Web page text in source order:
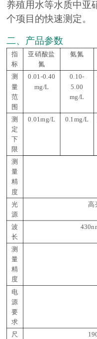
养殖用水等水质中亚
个项目的快速测定。
二、产品参数
指
标
亚硝酸盐
氮
氨氮
测
量
范
围
0.01-0.40
mg/L
0.10-
5.00
mg/L
测
定
下
限
0.01mg/L 0.1mg/L
测
量
精
度
光
源
高
波
长
测
量
精
度
电
源
要
求
尺